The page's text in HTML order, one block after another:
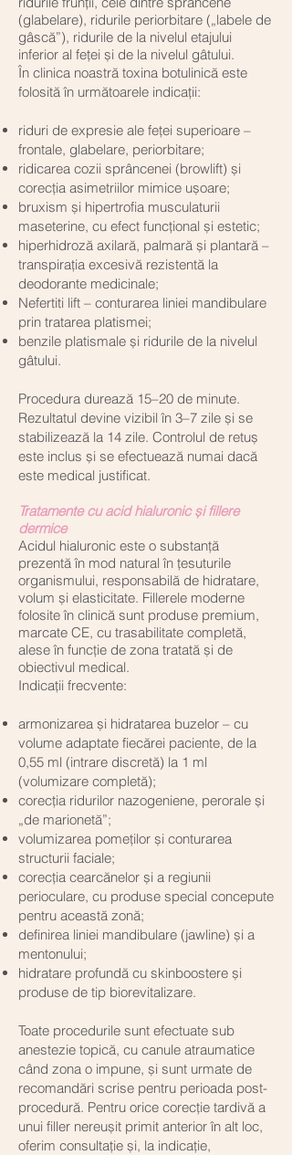
(glabelare), ridurile periorbitare („labele de
gâscă”), ridurile de la nivelul etajului
inferior al feței și de la nivelul gâtului.
În clinica noastră toxina botulinică este
folosită în următoarele indicații:
riduri de expresie ale feței superioare –
frontale, glabelare, periorbitare;
ridicarea cozii sprâncenei (browlift) și
corecția asimetriilor mimice ușoare;
bruxism și hipertrofia musculaturii
maseterine, cu efect funcțional și estetic;
hiperhidroză axilară, palmară și plantară –
transpirația excesivă rezistentă la
deodorante medicinale;
Nefertiti lift – conturarea liniei mandibulare
prin tratarea platismei;
benzile platismale și ridurile de la nivelul
gâtului.
​Procedura durează 15–20 de minute.
Rezultatul devine vizibil în 3–7 zile și se
stabilizează la 14 zile. Controlul de retuș
este inclus și se efectuează numai dacă
este medical justificat.
Tratamente cu acid hialuronic și fillere
dermice
Acidul hialuronic este o substanță
prezentă în mod natural în țesuturile
organismului, responsabilă de hidratare,
volum și elasticitate. Fillerele moderne
folosite în clinică sunt produse premium,
marcate CE, cu trasabilitate completă,
alese în funcție de zona tratată și de
obiectivul medical.
Indicații frecvente:
armonizarea și hidratarea buzelor – cu
volume adaptate fiecărei paciente, de la
0,55 ml (intrare discretă) la 1 ml
(volumizare completă);
corecția ridurilor nazogeniene, perorale și
„de marionetă”;
volumizarea pomeților și conturarea
structurii faciale;
corecția cearcănelor și a regiunii
perioculare, cu produse special concepute
pentru această zonă;
definirea liniei mandibulare (jawline) și a
mentonului;
hidratare profundă cu skinboostere și
produse de tip biorevitalizare.
Toate procedurile sunt efectuate sub
anestezie topică, cu canule atraumatice
când zona o impune, și sunt urmate de
recomandări scrise pentru perioada post-
procedură. Pentru orice corecție tardivă a
unui filler nereușit primit anterior în alt loc,
oferim consultație și, la indicație,